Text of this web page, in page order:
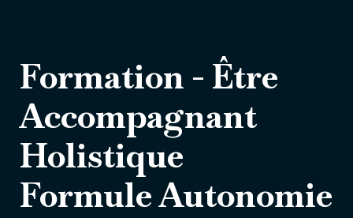
Formation - Être
Accompagnant
Holistique
Formule Autonomie